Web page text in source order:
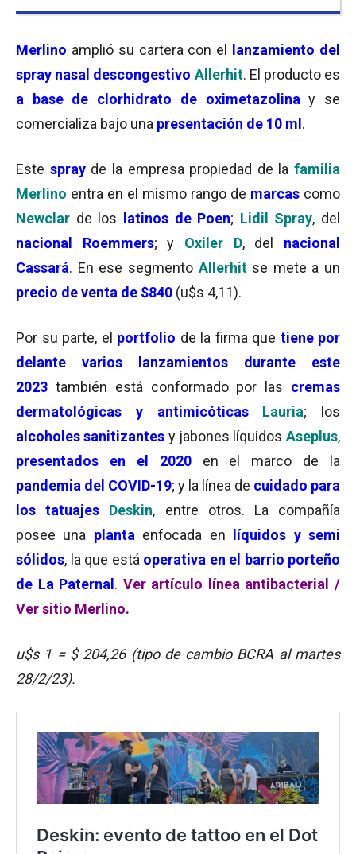
Merlino amplió su cartera con el
lanzamiento del
spray nasal descongestivo Allerhit. El producto es
a base de clorhidrato de oximetazolina y se
comercializa bajo una presentación de 10 ml .
Este sprayde la empresa propiedad de la familia
Merlino entra en el mismo rango de marcas como
Newclar de los latinos de Poen; Lidil Spray, del
nacional Roemmers; y Oxiler D, del nacional
Cassará. En ese segmento Allerhitse mete a un
precio de venta de $840 (u$s 4,11).
Por su parte, el portfolio de la firma que tiene por
delante varios lanzamientos durante este
2023 también está conformado por las cremas
dermatológicas y antimicóticasLauria; los
alcoholes sanitizantes y jabones líquidos Aseplus,
presentados en el 2020en el marco de la
pandemia del COVID-19; y la línea de cuidado para
los tatuajes
Deskin, entre otros. La compañía
posee una planta enfocada en
líquidos y semi
sólidos, la que está operativa en el barrio porteño
de La Paternal . Ver artículo línea antibacterial /
Ver sitio Merlino.
u$s 1 = $ 204,26 (tipo de cambio BCRA al martes
28/2/23).